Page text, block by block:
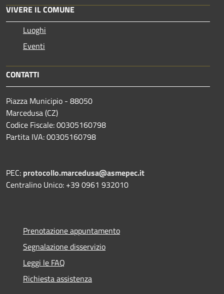
VIVERE IL COMUNE
Luoghi
Eventi
CONTATTI
Piazza Municipio - 88050
Marcedusa (CZ)
Codice Fiscale: 00305160798
Partita IVA: 00305160798
PEC: protocollo.marcedusa@asmepec.it
Centralino Unico: +39 0961 932010
Prenotazione appuntamento
Segnalazione disservizio
Leggi le FAQ
Richiesta assistenza